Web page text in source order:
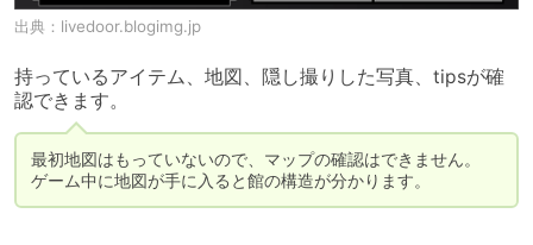
出典： livedoor.blogimg.jp
持っているアイテム、地図、隠し撮りした写真、tipsが確
認できます。
最初地図はもっていないので、マップの確認はできません。
ゲーム中に地図が手に入ると館の構造が分かります。